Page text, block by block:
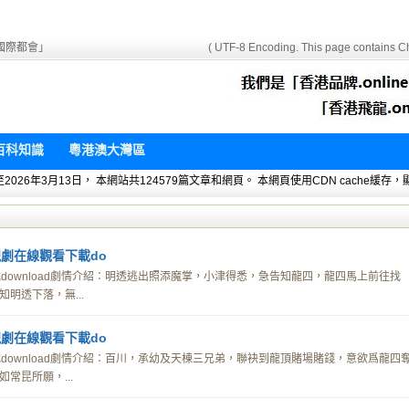
都會」 ( UTF-8 Encoding. This page contains
科知識 粵港澳大灣區
年3月13日， 本網站共124579篇文章和網頁。 本網頁使用CDN cache緩存，
在線觀看下載do
劇情介紹：明透逃出照添魔掌，小津得悉，急告知龍四，龍四馬上前往找
明透下落，無...
在線觀看下載do
劇情介紹：百川，承幼及天棟三兄弟，聯袂到龍頂賭場賭錢，意欲爲龍四
常昆所願，...